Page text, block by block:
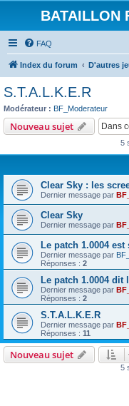
BATAILLON
FAQ
Index du forum D'autres
S.T.A.L.K.E.R
Modérateur : BF_Moderateur
Nouveau sujet
5
Clear Sky : les
Dernier message par
Clear Sky
Dernier message par
Le patch 1.0004 est
Dernier message par
Réponses : 2
Le patch 1.0004 dit
Dernier message par
Réponses : 2
S.T.A.L.K.E.R
Dernier message par
Réponses : 11
Nouveau sujet
5